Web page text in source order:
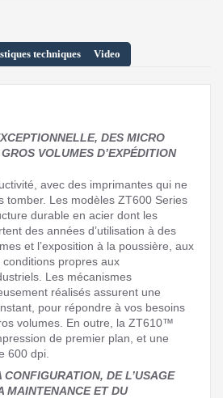
techniques Video
DES MICRO
VOLUMES D’EXPÉDITION
avec des imprimantes qui ne
tomber. Les modèles ZT600 Series
durable en acier dont les
des années d’utilisation à des
et l’exposition à la poussière, aux
conditions propres aux
Les mécanismes
réalisés assurent une
pour répondre à vos besoins
volumes. En outre, la ZT610™
de premier plan, et une
600 dpi.
DE L’USAGE
MAINTENANCE ET DU